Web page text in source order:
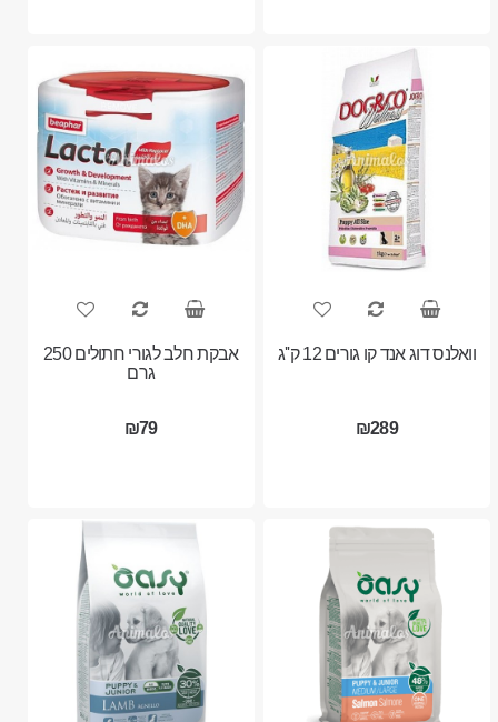
וואלנס דוג אנד קו גורים 12 ק''ג
₪289
אבקת חלב לגורי חתולים 250
גרם
₪79